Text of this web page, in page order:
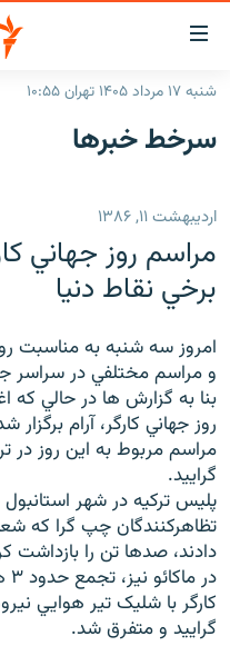
لینک‌های
قابلیت
دسترسی
بازگشت
اصلی
رفتن
صفحه
ایران
رادیو
انتخاب کنید و بشنوید
برنامه‌های رادیویی
فرکانس‌ها
پادکست
چندرسانه‌ای
گزارش‌های تصویری
گزارش‌های ویدئویی
زنان فردا
English
به ما بپیوندید
زبان‌های دیگر
شنبه ۱۷ مرداد ۱۴۰۵ تهران ۱۰:۵۵
سرخط‌ خبرها
اردیبهشت ۱۱, ۱۳۸۶
مراسم روز جهاني
برخي نقاط دنيا
امروز سه شنبه به مناسبت
و مراسم مختلفي در سراسر
بنا به گزارش ها در حالي که
روز جهاني کارگر، آرام
مراسم مربوط به اين روز در
گراييد.
پليس ترکيه در شهر
تظاهرکنندگان چپ گرا که
دادند، صدها تن را بازداشت
کارگر با شليک تير هوايي
گراييد و متفرق شد.